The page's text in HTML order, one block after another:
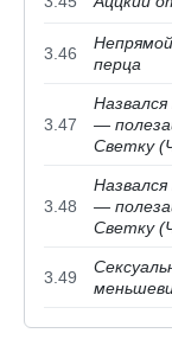
3.46
перца
3.47
—
Светку
3.48
—
Светку
3.49